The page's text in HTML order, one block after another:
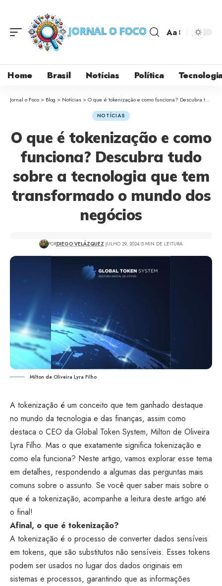
Aa
Home Brasil Notícias Política
Jornal o Foco > Blog > Notícias >O que é tokenização e como funciona? Descubra tudo sobre a tecnologia que tem transformado o mundo dos negócios
NOTÍCIAS
O que é tokenização e como
funciona? Descubra tudo
sobre a tecnologia que tem
transformado o mundo dos
negócios
PORDIEGO VELÁZQUEZ JULHO 29, 2024 5 MIN DE LEITURA
Milton de Oliveira Lyra Filho
A tokenização é um conceito que tem ganhado destaque
no mundo da tecnologia e das finanças, assim como
destaca o CEO da Global Token System, Milton de Oliveira
Lyra Filho. Mas o que exatamente significa tokenização e
como ela funciona? Neste artigo, vamos explorar esse tema
em detalhes, respondendo a algumas das perguntas mais
comuns sobre o assunto. Se você quer saber mais sobre o
que é a tokenização, acompanhe a leitura deste artigo até
o final!
Afinal, o que é tokenização?
A tokenização é o processo de converter dados sensíveis
em tokens, que são substitutos não sensíveis. Esses tokens
podem ser usados no lugar dos dados originais em
sistemas e processos, garantindo que as informações